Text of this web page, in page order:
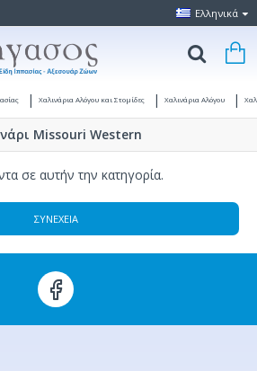
Ελληνικά
Χαλινάρια Αλόγου και Στομίδες Χαλινάρια Αλόγου
Missouri Western
σε αυτήν την κατηγορία.
ΣΥΝΈΧΕΙΑ